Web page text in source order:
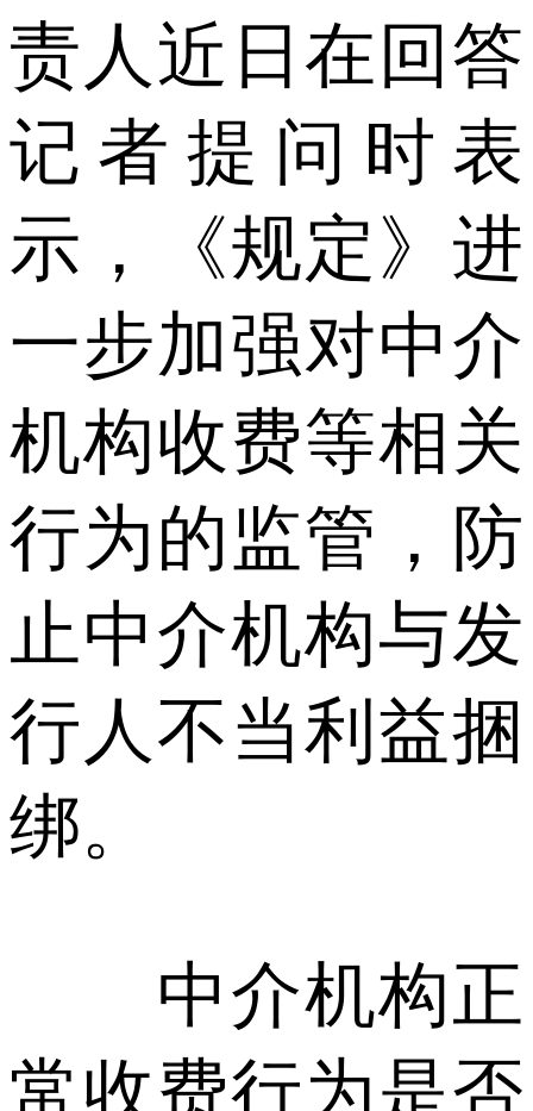
责人近日在回答
记者提问时表
示，《规定》进
一步加强对中介
机构收费等相关
行为的监管，防
止中介机构与发
行人不当利益捆
绑。
中介机构正
常收费行为是否